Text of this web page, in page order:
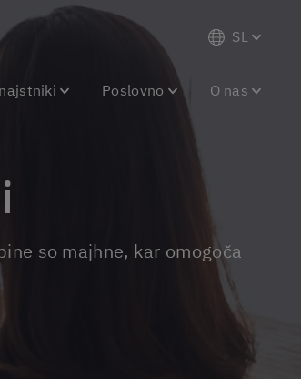
SL
Poslovno O nas